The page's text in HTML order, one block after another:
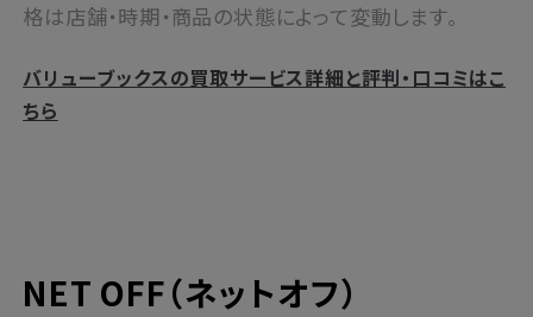
格は店舗・時期・商品の状態によって変動します。
バリューブックスの買取サービス詳細と評判・口コミはこ
ちら
NET OFF（ネットオフ）